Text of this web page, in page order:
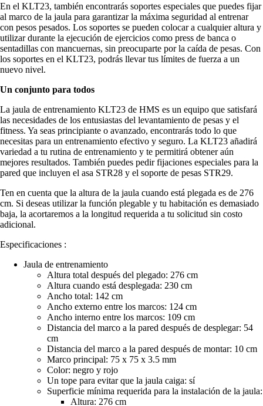
En el KLT23, también encontrarás soportes especiales que puedes fijar
al marco de la jaula para garantizar la máxima seguridad al entrenar
con pesos pesados. Los soportes se pueden colocar a cualquier altura y
utilizar durante la ejecución de ejercicios como press de banca o
sentadillas con mancuernas, sin preocuparte por la caída de pesas. Con
los soportes en el KLT23, podrás llevar tus límites de fuerza a un
nuevo nivel.
Un conjunto para todos
La jaula de entrenamiento KLT23 de HMS es un equipo que satisfará
las necesidades de los entusiastas del levantamiento de pesas y el
fitness. Ya seas principiante o avanzado, encontrarás todo lo que
necesitas para un entrenamiento efectivo y seguro. La KLT23 añadirá
variedad a tu rutina de entrenamiento y te permitirá obtener aún
mejores resultados. También puedes pedir fijaciones especiales para la
pared que incluyen el asa STR28 y el soporte de pesas STR29.
Ten en cuenta que la altura de la jaula cuando está plegada es de 276
cm. Si deseas utilizar la función plegable y tu habitación es demasiado
baja, la acortaremos a la longitud requerida a tu solicitud sin costo
adicional.
Especificaciones :
Jaula de entrenamiento
Altura total después del plegado: 276 cm
Altura cuando está desplegada: 230 cm
Ancho total: 142 cm
Ancho externo entre los marcos: 124 cm
Ancho interno entre los marcos: 109 cm
Distancia del marco a la pared después de desplegar: 54
cm
Distancia del marco a la pared después de montar: 10 cm
Marco principal: 75 x 75 x 3.5 mm
Color: negro y rojo
Un tope para evitar que la jaula caiga: sí
Superficie mínima requerida para la instalación de la jaula:
Altura: 276 cm